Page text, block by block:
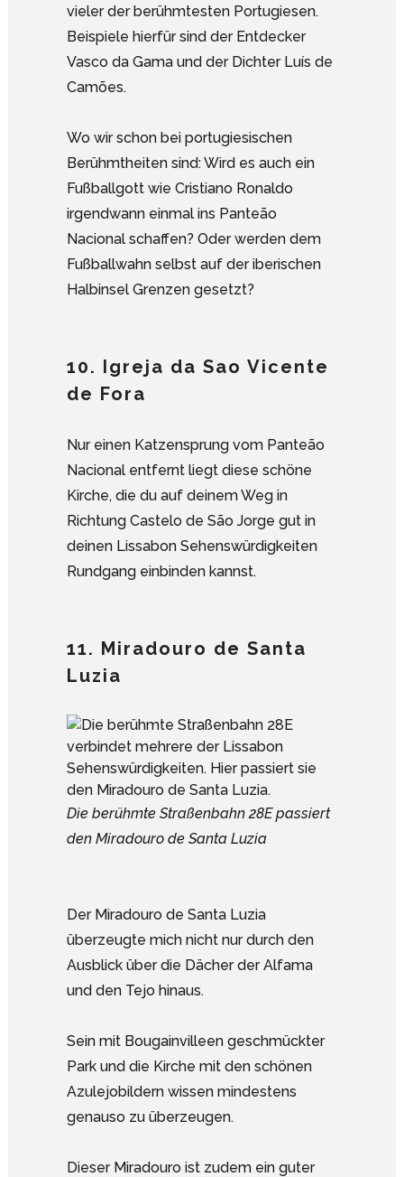
vieler der berühmtesten Portugiesen.
Beispiele hierfür sind der Entdecker
Vasco da Gama und der Dichter Luís de
Camões.
Wo wir schon bei portugiesischen
Berühmtheiten sind: Wird es auch ein
Fußballgott wie Cristiano Ronaldo
irgendwann einmal ins Panteão
Nacional schaffen? Oder werden dem
Fußballwahn selbst auf der iberischen
Halbinsel Grenzen gesetzt?
10. Igreja da Sao Vicente
de Fora
Nur einen Katzensprung vom Panteão
Nacional entfernt liegt diese schöne
Kirche, die du auf deinem Weg in
Richtung Castelo de São Jorge gut in
deinen Lissabon Sehenswürdigkeiten
Rundgang einbinden kannst.
11. Miradouro de Santa
Luzia
Die berühmte Straßenbahn 28E passiert
den Miradouro de Santa Luzia
Der Miradouro de Santa Luzia
überzeugte mich nicht nur durch den
Ausblick über die Dächer der Alfama
und den Tejo hinaus.
Sein mit Bougainvilleen geschmückter
Park und die Kirche mit den schönen
Azulejobildern wissen mindestens
genauso zu überzeugen.
Dieser Miradouro ist zudem ein guter